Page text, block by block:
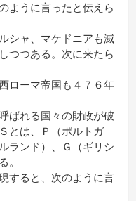
ように言ったと伝えら
シャ、マケドニアも滅
つつある。次に来たら
ローマ帝国も４７６年
ばれる国々の財政が破
とは、Ｐ（ポルトガ
ランド）、Ｇ（ギリシ
。
すると、次のように言